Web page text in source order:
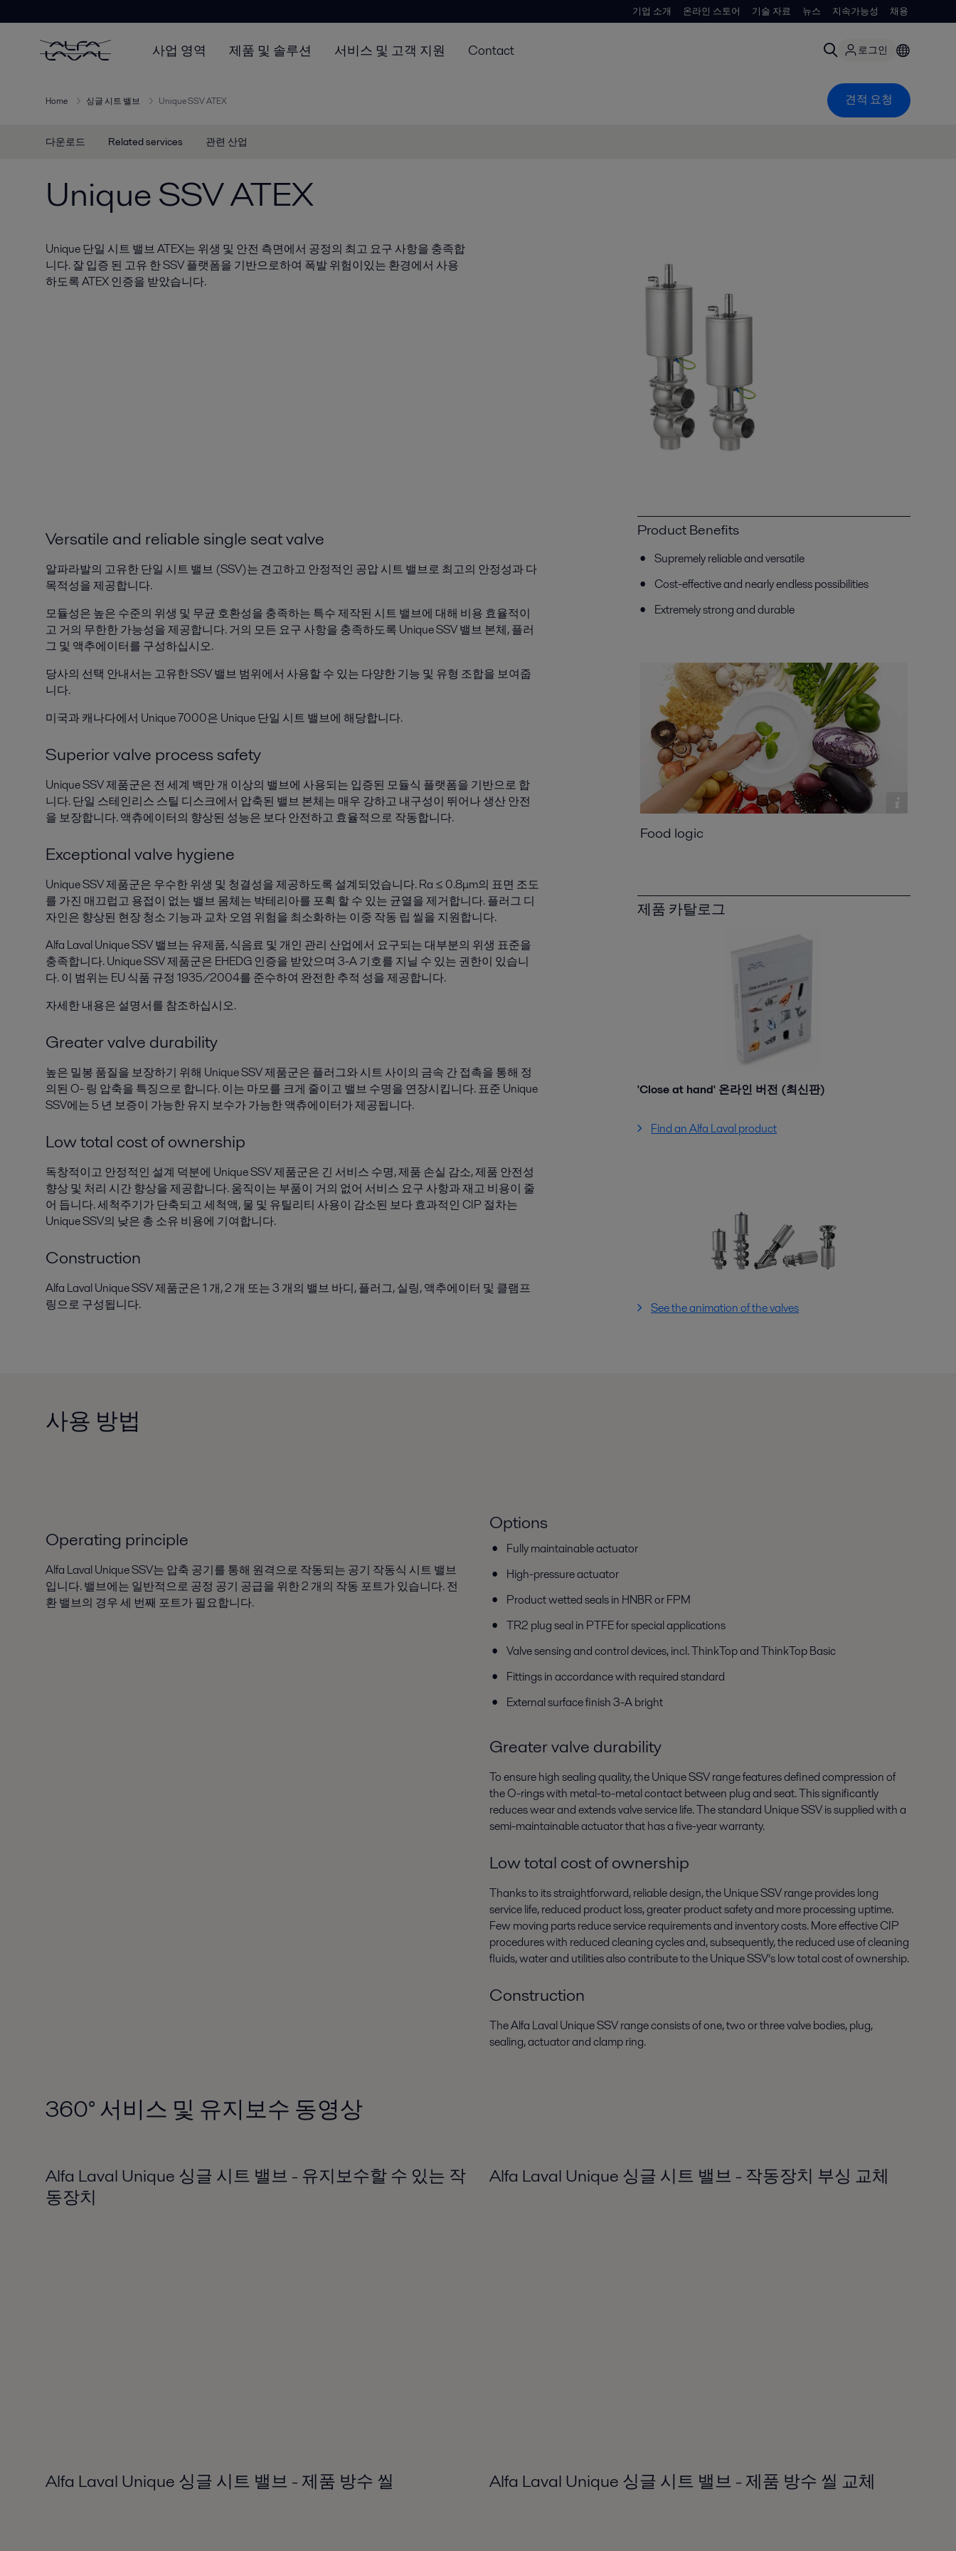
기업 소개 온라인 스토어 기술 자료 뉴스 지속가능성 채용
사업 영역 제품 및 솔루션 서비스 및 고객 지원 Contact 로그인
Home 싱글 시트 밸브 Unique SSV ATEX 견적 요청
다운로드 Related services 관련 산업
Unique SSV ATEX
Unique 단일 시트 밸브 ATEX는 위생 및 안전 측면에서 공정의 최고 요구 사항을 충족합
니다. 잘 입증 된 고유 한 SSV 플랫폼을 기반으로하여 폭발 위험이있는 환경에서 사용
하도록 ATEX 인증을 받았습니다.
Versatile and reliable single seat valve
알파라발의 고유한 단일 시트 밸브 (SSV)는 견고하고 안정적인 공압 시트 밸브로 최고의 안정성과 다
목적성을 제공합니다.
모듈성은 높은 수준의 위생 및 무균 호환성을 충족하는 특수 제작된 시트 밸브에 대해 비용 효율적이
고 거의 무한한 가능성을 제공합니다. 거의 모든 요구 사항을 충족하도록 Unique SSV 밸브 본체, 플러
그 및 액추에이터를 구성하십시오.
당사의 선택 안내서는 고유한 SSV 밸브 범위에서 사용할 수 있는 다양한 기능 및 유형 조합을 보여줍
니다.
미국과 캐나다에서 Unique 7000은 Unique 단일 시트 밸브에 해당합니다.
Superior valve process safety
Unique SSV 제품군은 전 세계 백만 개 이상의 밸브에 사용되는 입증된 모듈식 플랫폼을 기반으로 합
니다. 단일 스테인리스 스틸 디스크에서 압축된 밸브 본체는 매우 강하고 내구성이 뛰어나 생산 안전
을 보장합니다. 액츄에이터의 향상된 성능은 보다 안전하고 효율적으로 작동합니다.
Exceptional valve hygiene
Unique SSV 제품군은 우수한 위생 및 청결성을 제공하도록 설계되었습니다. Ra ≤ 0.8μm의 표면 조도
를 가진 매끄럽고 용접이 없는 밸브 몸체는 박테리아를 포획 할 수 있는 균열을 제거합니다. 플러그 디
자인은 향상된 현장 청소 기능과 교차 오염 위험을 최소화하는 이중 작동 립 씰을 지원합니다.
Alfa Laval Unique SSV 밸브는 유제품, 식음료 및 개인 관리 산업에서 요구되는 대부분의 위생 표준을
충족합니다. Unique SSV 제품군은 EHEDG 인증을 받았으며 3-A 기호를 지닐 수 있는 권한이 있습니
다. 이 범위는 EU 식품 규정 1935/2004를 준수하여 완전한 추적 성을 제공합니다.
자세한 내용은 설명서를 참조하십시오.
Greater valve durability
높은 밀봉 품질을 보장하기 위해 Unique SSV 제품군은 플러그와 시트 사이의 금속 간 접촉을 통해 정
의된 O- 링 압축을 특징으로 합니다. 이는 마모를 크게 줄이고 밸브 수명을 연장시킵니다. 표준 Unique
SSV에는 5 년 보증이 가능한 유지 보수가 가능한 액츄에이터가 제공됩니다.
Low total cost of ownership
독창적이고 안정적인 설계 덕분에 Unique SSV 제품군은 긴 서비스 수명, 제품 손실 감소, 제품 안전성
향상 및 처리 시간 향상을 제공합니다. 움직이는 부품이 거의 없어 서비스 요구 사항과 재고 비용이 줄
어 듭니다. 세척주기가 단축되고 세척액, 물 및 유틸리티 사용이 감소된 보다 효과적인 CIP 절차는
Unique SSV의 낮은 총 소유 비용에 기여합니다.
Construction
Alfa Laval Unique SSV 제품군은 1 개, 2 개 또는 3 개의 밸브 바디, 플러그, 실링, 액추에이터 및 클램프
링으로 구성됩니다.
Product Benefits
Supremely reliable and versatile
Cost-effective and nearly endless possibilities
Extremely strong and durable
Food logic
제품 카탈로그
'Close at hand' 온라인 버전 (최신판)
Find an Alfa Laval product
See the animation of the valves
사용 방법
Operating principle
Alfa Laval Unique SSV는 압축 공기를 통해 원격으로 작동되는 공기 작동식 시트 밸브
입니다. 밸브에는 일반적으로 공정 공기 공급을 위한 2 개의 작동 포트가 있습니다. 전
환 밸브의 경우 세 번째 포트가 필요합니다.
Options
Fully maintainable actuator
High-pressure actuator
Product wetted seals in HNBR or FPM
TR2 plug seal in PTFE for special applications
Valve sensing and control devices, incl. ThinkTop and ThinkTop Basic
Fittings in accordance with required standard
External surface finish 3-A bright
Greater valve durability
To ensure high sealing quality, the Unique SSV range features defined compression of
the O-rings with metal-to-metal contact between plug and seat. This significantly
reduces wear and extends valve service life. The standard Unique SSV is supplied with a
semi-maintainable actuator that has a five-year warranty.
Low total cost of ownership
Thanks to its straightforward, reliable design, the Unique SSV range provides long
service life, reduced product loss, greater product safety and more processing uptime.
Few moving parts reduce service requirements and inventory costs. More effective CIP
procedures with reduced cleaning cycles and, subsequently, the reduced use of cleaning
fluids, water and utilities also contribute to the Unique SSV’s low total cost of ownership.
Construction
The Alfa Laval Unique SSV range consists of one, two or three valve bodies, plug,
sealing, actuator and clamp ring.
360°서비스 및 유지보수 동영상
Alfa Laval Unique 싱글 시트 밸브 - 유지보수할 수 있는 작
동장치
Alfa Laval Unique 싱글 시트 밸브 - 작동장치 부싱 교체
Alfa Laval Unique 싱글 시트 밸브 - 제품 방수 씰 Alfa Laval Unique 싱글 시트 밸브 - 제품 방수 씰 교체